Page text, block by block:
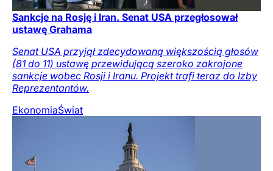
Sankcje na Rosję i Iran. Senat USA przegłosował
ustawę Grahama
Senat USA przyjął zdecydowaną większością głosów
(81 do 11) ustawę przewidującą szeroko zakrojone
sankcje wobec Rosji i Iranu. Projekt trafi teraz do Izby
Reprezentantów.
EkonomiaŚwiat